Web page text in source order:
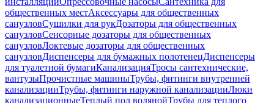
общественных местАксессуары для общественных
санузловСушилки для рукДозаторы для общественных
санузловСенсорные дозаторы для общественных
санузловЛоктевые дозаторы для общественных
санузловДиспенсеры для бумажных полотенецДиспенсеры
для туалетной бумагиКанализацияТросы сантехнические,
вантузыПрочистные машиныТрубы, фитинги внутренней
канализацииТрубы, фитинги наружной канализацииЛюки
канализационныеТеплый пол водянойТрубы для теплого